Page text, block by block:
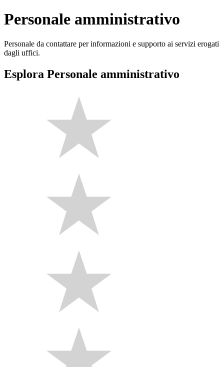
Personale amministrativo
Personale da contattare per informazioni e supporto ai servizi erogati
dagli uffici.
Esplora Personale amministrativo